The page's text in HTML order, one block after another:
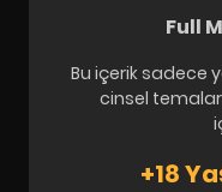
Full
Bu içerik sadece
cinsel
+18